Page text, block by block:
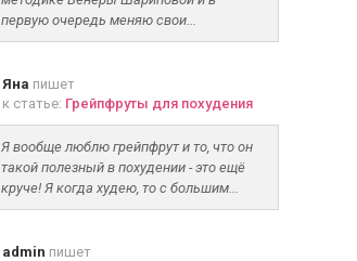
первую очередь меняю свои...
Яна пишет
к статье: Грейпфруты для похудения
Я вообще люблю грейпфрут и то, что он
такой полезный в похудении - это ещё
круче! Я когда худею, то с большим...
admin пишет